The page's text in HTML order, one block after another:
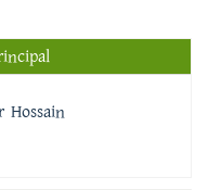
Hossain